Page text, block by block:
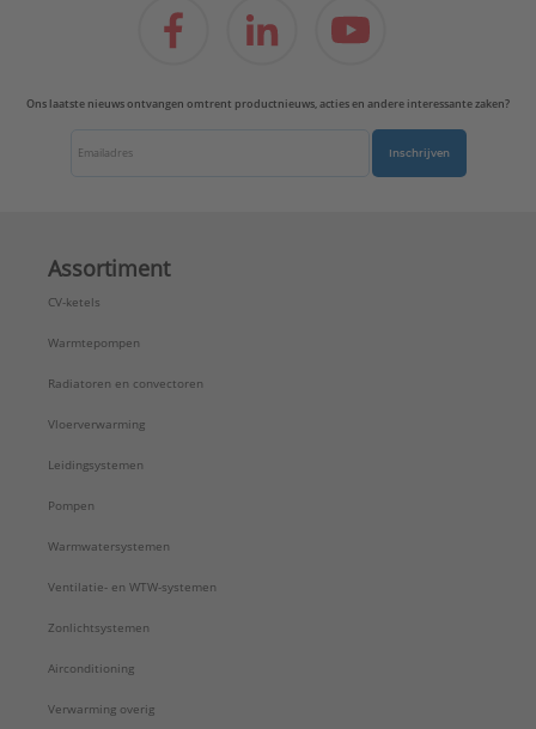
Ons laatste nieuws ontvangen omtrent productnieuws, acties en andere interessante zaken?
Inschrijven
Assortiment
CV-ketels
Warmtepompen
Radiatoren en convectoren
Vloerverwarming
Leidingsystemen
Pompen
Warmwatersystemen
Ventilatie- en WTW-systemen
Zonlichtsystemen
Airconditioning
Verwarming overig